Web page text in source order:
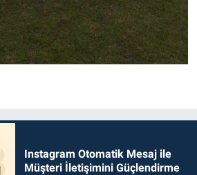
Instagram Otomatik Mesaj ile
Müşteri İletişimini Güçlendirme